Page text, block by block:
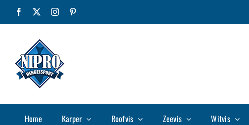
Facebook Instagram
Home Karper Roofvis Zeevis Witvis